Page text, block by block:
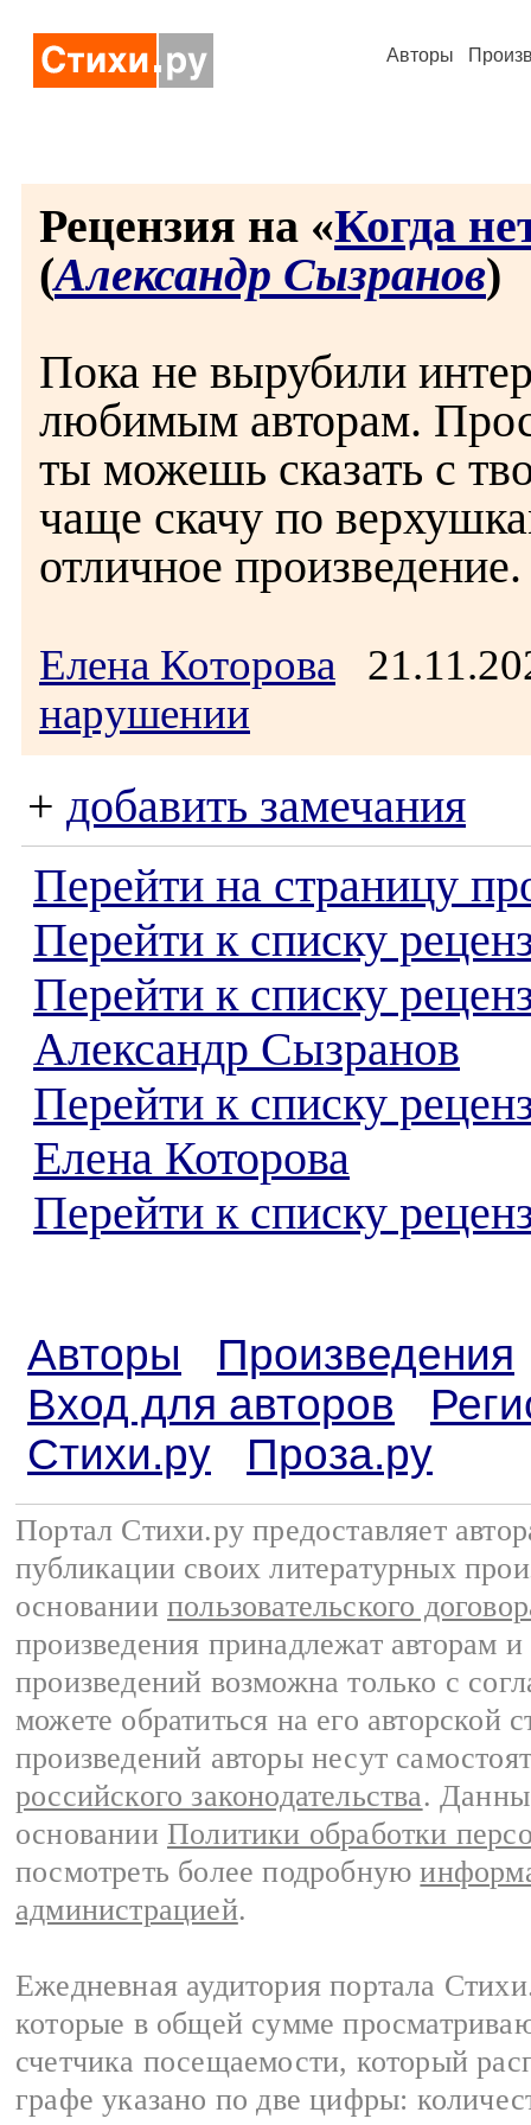
Авторы
Рецензия на «Когда
(Александр Сызранов)
Пока не вырубили
любимым авторам.
ты можешь сказать с
чаще скачу по
отличное
Елена Которова
нарушении
+ добавить замечания
Перейти на страницу
Перейти к списку
Перейти к списку
Александр Сызранов
Перейти к списку
Елена Которова
Перейти к списку
Авторы
Произведения
Вход для авторов
Стихи.ру
Проза.ру
Портал Стихи.ру предоставляет
публикации своих литературных
основании пользовательского
произведения принадлежат авторам
произведений возможна только с
можете обратиться на его авторской
произведений авторы несут
российского законодательства.
основании Политики обработки
посмотреть более подробную
администрацией.
Ежедневная аудитория портала
которые в общей сумме
счетчика посещаемости, который
графе указано по две цифры: